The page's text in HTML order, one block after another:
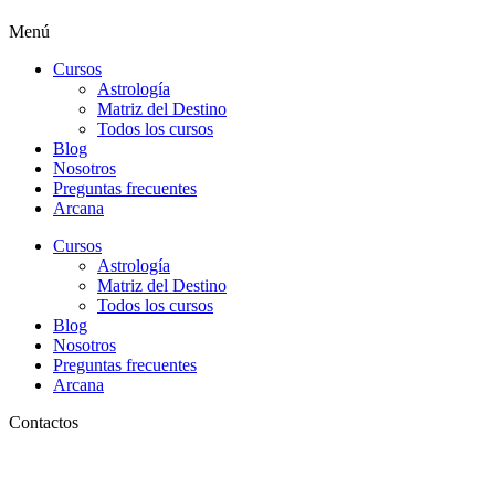
Menú
Cursos
Astrología
Matriz del Destino
Todos los cursos
Blog
Nosotros
Preguntas frecuentes
Arcana
Cursos
Astrología
Matriz del Destino
Todos los cursos
Blog
Nosotros
Preguntas frecuentes
Arcana
Contactos